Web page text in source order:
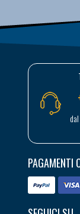
PAGAMENTI